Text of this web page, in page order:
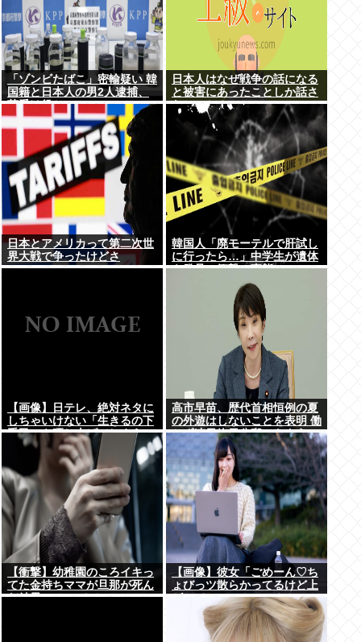
「ゾンビたばこ」密輸疑い 韓
国籍と日本人の男2人逮捕、
荷受け役か
日本人はなぜ戦争の話になる
と被害にあったことしか話さ
ないのか？
日本とアメリカって第二次世
界大戦で争ったけどさ
韓国人「廃モーテルで肝試し
に行ったら…」中学生が遺体
を発見、衝撃の事態に
【画像】日テレ、絶対ネタに
しちゃいけない「生きるの下
手民」を晒し上げてしまう
高市早苗、歴代首相恒例の夏
の外遊はしないことを表明 働
かず連日終日公邸のもよう
【衝撃】幼稚園のころイキっ
てた金持ちママが旦那が死ん
だ結果･････⇒！！
【画像】彼女「ごめーん♡ち
ょびっツ散らかってるけど上
がって～～～！」⇒！！